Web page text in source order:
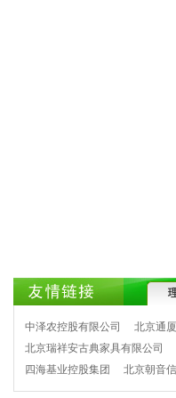
中泽农控股有限公司 北京通
北京瑞祥安古典家具有限公司
四海基业控股集团
北京朝音